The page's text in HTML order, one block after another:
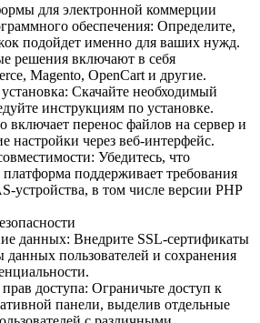
для электронной коммерции
обеспечения: Определите,
подойдет именно для ваших нужд.
решения включают в себя
Magento, OpenCart и другие.
установка: Скачайте необходимый
инструкциям по установке.
включает перенос файлов на сервер и
настройки через веб-интерфейс.
Убедитесь, что
поддерживает требования
устройства, в том числе версии PHP
данных: Внедрите SSL-сертификаты
данных пользователей и сохранения
доступа: Ограничьте доступ к
панели, выделив отдельные